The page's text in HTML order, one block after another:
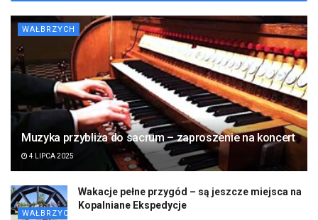
WAŁBRZYCH
Muzyka przybliża do sacrum – zaproszenie na koncert
4 LIPCA 2025
WAŁBRZYCH
Wakacje pełne przygód – są jeszcze miejsca na
Kopalniane Ekspedycje